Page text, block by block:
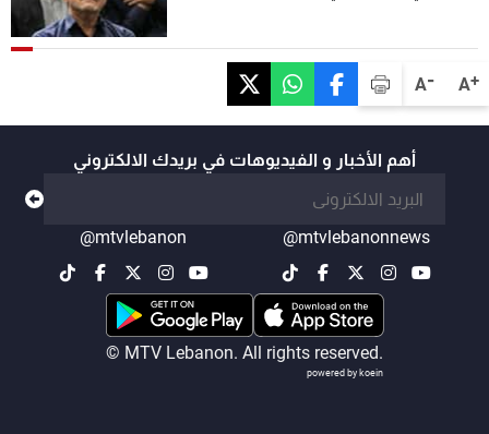
A+
A-
أهم الأخبار و الفيديوهات في بريدك الالكتروني
@mtvlebanonnews
@mtvlebanon
© MTV Lebanon. All rights reserved.
powered by koein